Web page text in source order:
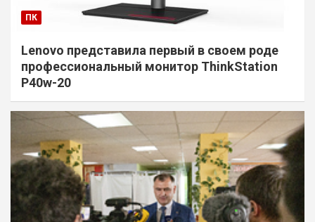
ПК
Lenovo представила первый в своем роде
профессиональный монитор ThinkStation
P40w-20